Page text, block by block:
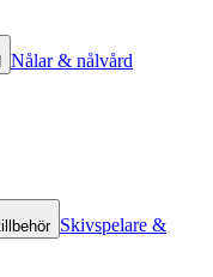
Nålar & nålvård
Skivspelare &